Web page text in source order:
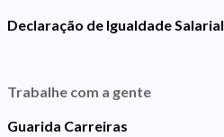
Declaração de Igualdade Salarial
Trabalhe com a gente
Guarida Carreiras